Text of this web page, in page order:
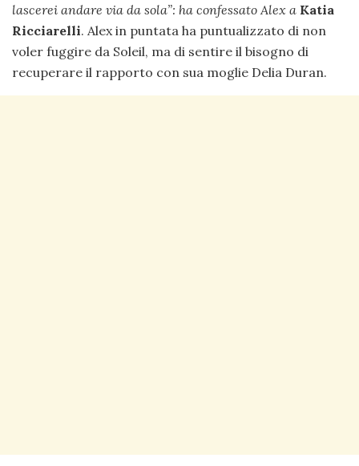
lascerei andare via da sola”: ha confessato Alex a Katia
Ricciarelli. Alex in puntata ha puntualizzato di non
voler fuggire da Soleil, ma di sentire il bisogno di
recuperare il rapporto con sua moglie Delia Duran.